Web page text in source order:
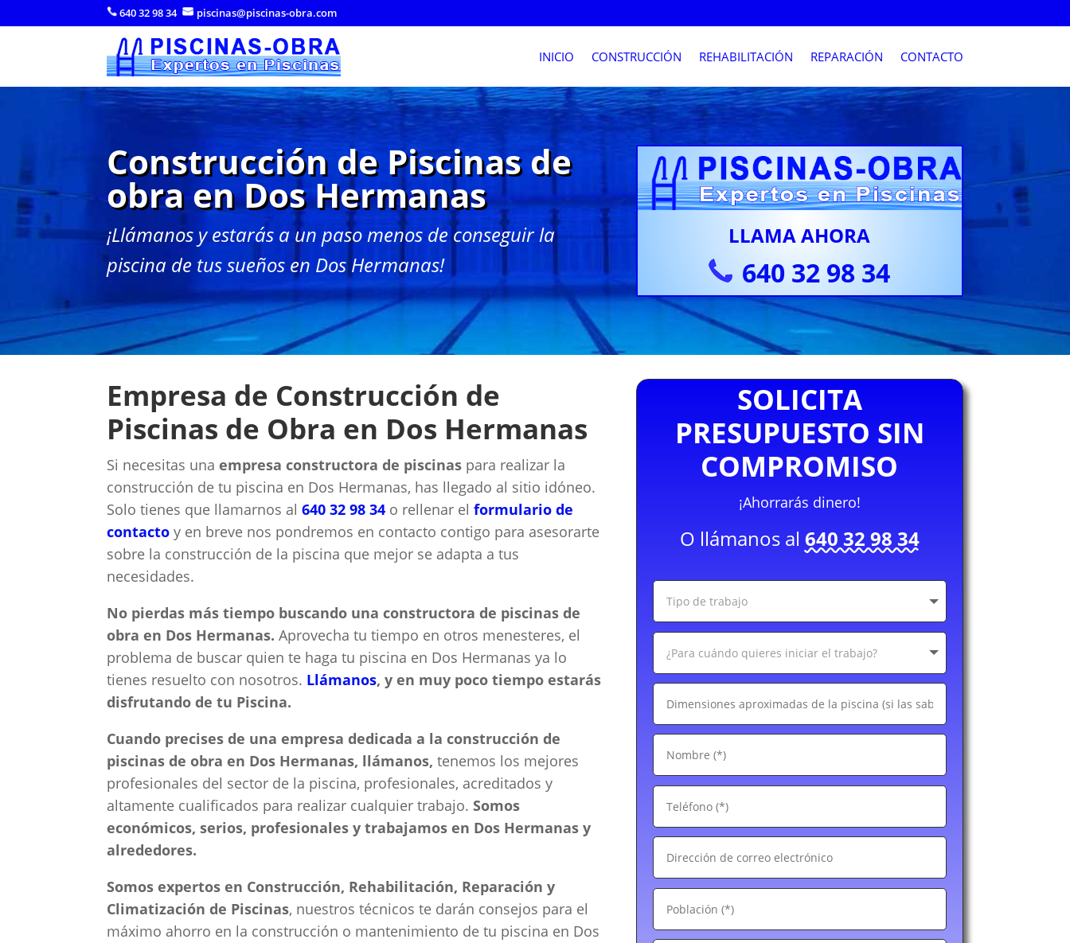
640 32 98 34 piscinas@piscinas-obra.com
INICIO CONSTRUCCIÓN REHABILITACIÓN REPARACIÓN CONTACTO
Construcción de Piscinas de
obra en Dos Hermanas
¡Llámanos y estarás a un paso menos de conseguir la
piscina de tus sueños en Dos Hermanas!
LLAMA AHORA
640 32 98 34
Empresa de Construcción de
Piscinas de Obra en Dos Hermanas
Si necesitas unaempresa constructora de piscinas para realizar la
construcción de tu piscina en Dos Hermanas, has llegado al sitio idóneo.
Solo tienes que llamarnos al640 32 98 34 o rellenar elformulario de
contacto y en breve nos pondremos en contacto contigo para asesorarte
sobre la construcción de la piscina que mejor se adapta a tus
necesidades.
No pierdas más tiempo buscando una constructora de piscinas de
obra en Dos Hermanas. Aprovecha tu tiempo en otros menesteres, el
problema de buscar quien te haga tu piscina en Dos Hermanas ya lo
tienes resuelto con nosotros. Llámanos, y en muy poco tiempo estarás
disfrutando de tu Piscina.
Cuando precises de una empresa dedicada a la construcción de
piscinas de obra en Dos Hermanas, llámanos, tenemos los mejores
profesionales del sector de la piscina, profesionales, acreditados y
altamente cualificados para realizar cualquier trabajo.Somos
económicos, serios, profesionales y trabajamos en Dos Hermanas y
alrededores.
Somos expertos en Construcción, Rehabilitación, Reparación y
Climatización de Piscinas, nuestros técnicos te darán consejos para el
máximo ahorro en la construcción o mantenimiento de tu piscina en Dos
SOLICITA
PRESUPUESTO SIN
COMPROMISO
¡Ahorrarás dinero!
O llámanos al 640 32 98 34